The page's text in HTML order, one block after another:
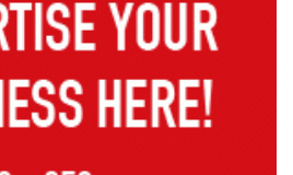
ড্যাবের প্রতিষ্ঠাবার্ষিকীতে চিকিৎসক